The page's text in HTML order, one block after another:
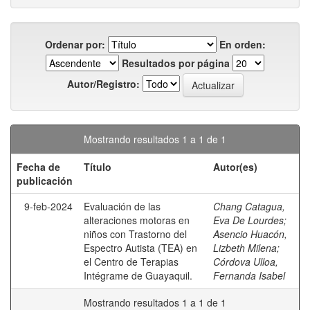
Ordenar por:
En orden:
Resultados por página
Autor/Registro:
Mostrando resultados 1 a 1 de 1
Fecha de
publicación
Título Autor(es)
9-feb-2024
Evaluación de las
alteraciones motoras en
niños con Trastorno del
Espectro Autista (TEA) en
el Centro de Terapias
Intégrame de Guayaquil.
Chang Catagua,
Eva De Lourdes;
Asencio Huacón,
Lizbeth Milena;
Córdova Ulloa,
Fernanda Isabel
Mostrando resultados 1 a 1 de 1